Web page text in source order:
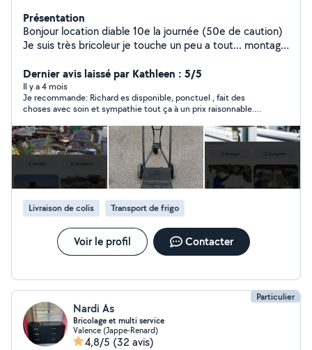
Présentation
Bonjour location diable 10e la journée (50e de caution)
Je suis très bricoleur je touche un peu a tout... montage
et entretien auto plaquettes de freins vidange pneus
polissage phares ... vélos trottinette réparation Petite
couture à la machine Aide au déménagement et
manutention Étudie toutes propositions Disponible
rapidement même les week-ends Valence et environs
Petits prix
Dernier avis laissé par Kathleen : 5/5
Il y a 4 mois
Je recommande: Richard es disponible, ponctuel , fait des
choses avec soin et sympathie tout ça à un prix raisonnable.
Livraison de colis Transport de frigo
Voir le profil Contacter
Particulier
Nardi As
Bricolage et multi service
Valence (Jappe-Renard)
4,8/5 (32 avis)